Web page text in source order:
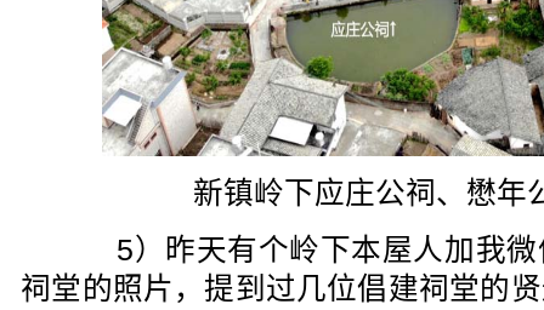
新镇岭下应庄公祠、懋年
5）昨天有个岭下本屋人加我微
祠堂的照片，提到过几位倡建祠堂的